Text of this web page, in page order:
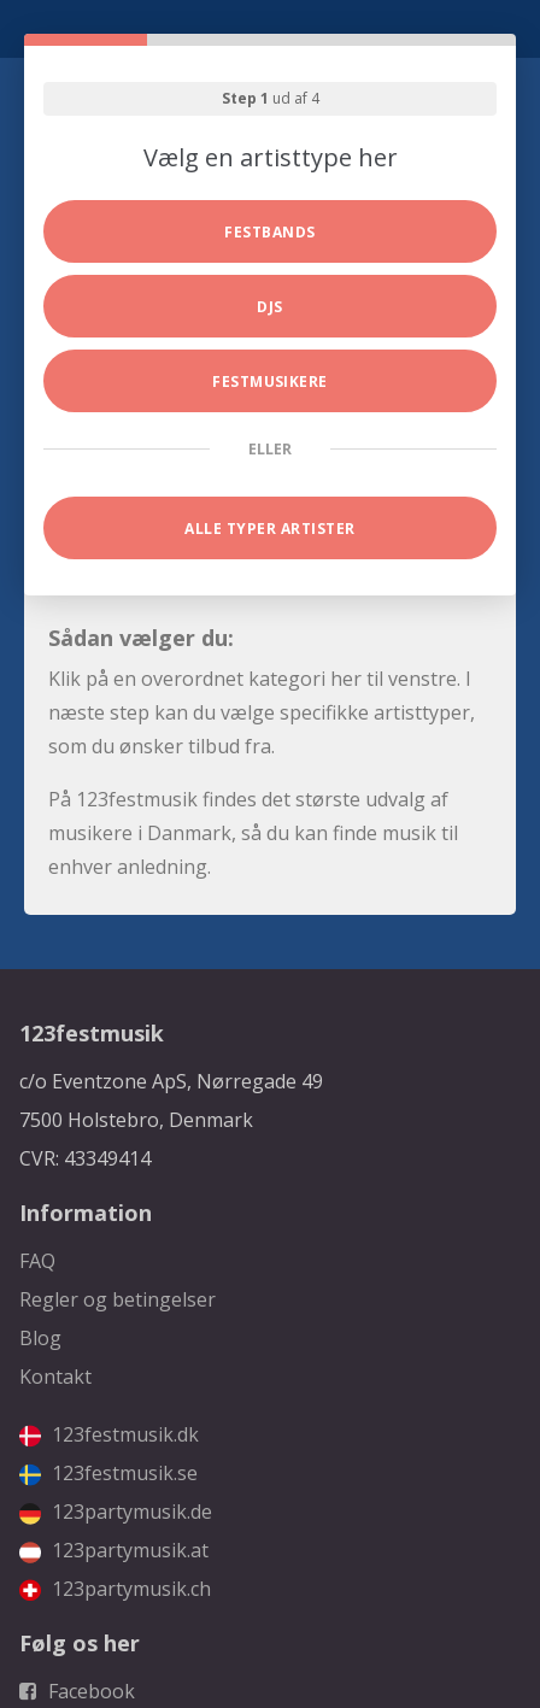
Step 1 ud af 4
Vælg en artisttype her
FESTBANDS
DJS
FESTMUSIKERE
ELLER
ALLE TYPER ARTISTER
Sådan vælger du:
Klik på en overordnet kategori her til venstre. I
næste step kan du vælge specifikke artisttyper,
som du ønsker tilbud fra.
På 123festmusik findes det største udvalg af
musikere i Danmark, så du kan finde musik til
enhver anledning.
123festmusik
c/o Eventzone ApS, Nørregade 49
7500 Holstebro, Denmark
CVR: 43349414
Information
FAQ
Regler og betingelser
Blog
Kontakt
123festmusik.dk
123festmusik.se
123partymusik.de
123partymusik.at
123partymusik.ch
Følg os her
Facebook